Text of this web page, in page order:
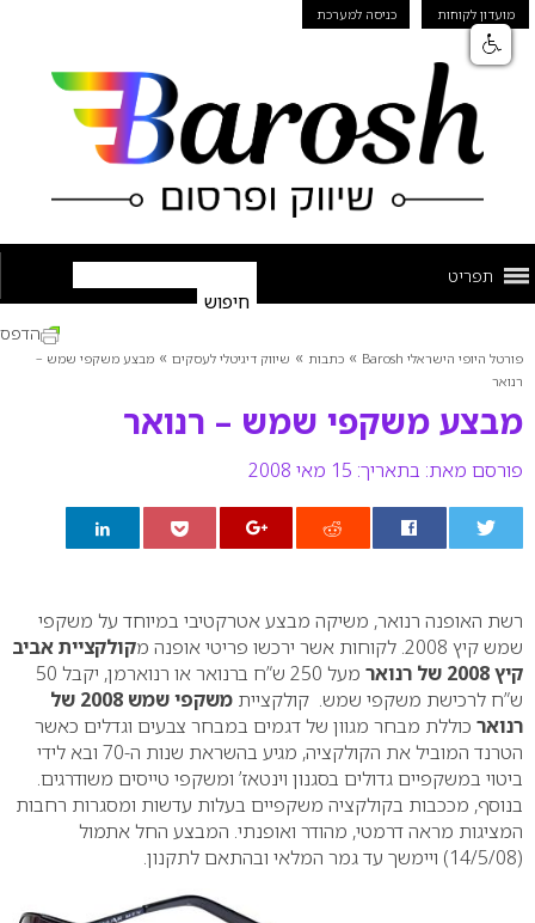
מועדון לקוחות כניסה למערכת
תפריט
פורטל היופי הישראלי Barosh » כתבות » שיווק דיגיטלי לעסקים » מבצע משקפי שמש –
רנואר
מבצע משקפי שמש – רנואר
פורסם מאת: בתאריך: 15 מאי 2008
הדפס
רשת האופנה רנואר, משיקה מבצע אטרקטיבי במיוחד על משקפי
שמש קיץ 2008. לקוחות אשר ירכשו פריטי אופנה מ
קולקציית אביב
קיץ 2008 של רנואר
מעל 250 ש”ח ברנואר או רנוארמן, יקבל 50
ש”ח לרכישת משקפי שמש. קולקציית
משקפי שמש 2008 של
רנואר כוללת מבחר מגוון של דגמים במבחר צבעים וגדלים כאשר
הטרנד המוביל את הקולקציה, מגיע בהשראת שנות ה-70 ובא לידי
ביטוי במשקפיים גדולים בסגנון וינטאז’ ומשקפי טייסים משודרגים.
בנוסף, מככבות בקולקציה משקפיים בעלות עדשות ומסגרות רחבות
המציגות מראה דרמטי, מהודר ואופנתי. המבצע החל אתמול
(14/5/08) ויימשך עד גמר המלאי ובהתאם לתקנון.